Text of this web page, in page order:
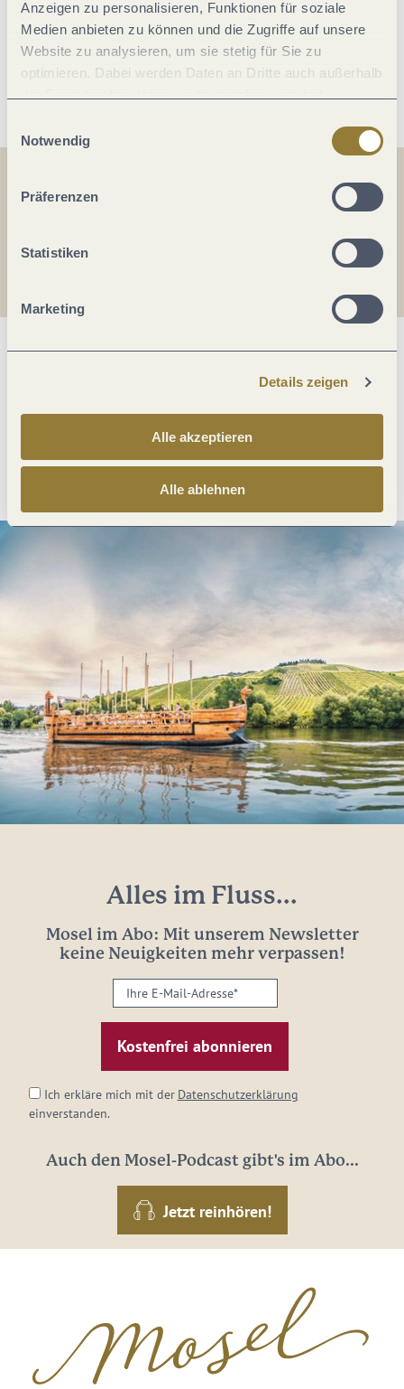
Anzeigen zu personalisieren, Funktionen für soziale
Medien anbieten zu können und die Zugriffe auf unsere
Website zu analysieren, um sie stetig für Sie zu
optimieren. Dabei werden Daten an Dritte auch außerhalb
jederzeit widerrufen werden. Mit der Auswahl "Alle
ablehnen" kann es zu Beeinträchtigungen in der Nutzung
Notwendig
Präferenzen
Statistiken
Marketing
Details zeigen
Alle akzeptieren
Alle ablehnen
Betten & Zimmer
Weitere Infos
Anreise planen PDF erzeugen
Alles im Fluss...
Mosel im Abo: Mit unserem Newsletter
keine Neuigkeiten mehr verpassen!
Ihre
E-
Mail-
Adresse:
Ich erkläre mich mit der Datenschutzerklärung
einverstanden.
Auch den Mosel-Podcast gibt's im Abo...
Jetzt reinhören!